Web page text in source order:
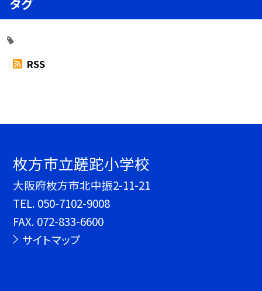
RSS
枚方市立蹉跎小学校
大阪府枚方市北中振2-11-21
TEL. 050-7102-9008
FAX. 072-833-6600
サイトマップ